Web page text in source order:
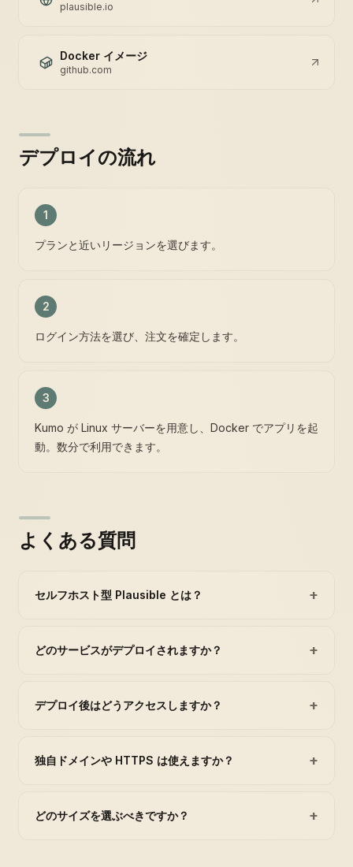
plausible.io
Docker イメージ
github.com
デプロイの流れ
1
プランと近いリージョンを選びます。
2
ログイン方法を選び、注文を確定します。
3
Kumo が Linux サーバーを用意し、Docker でアプリを起
動。数分で利用できます。
よくある質問
セルフホスト型 Plausible とは？ +
どのサービスがデプロイされますか？ +
デプロイ後はどうアクセスしますか？ +
独自ドメインや HTTPS は使えますか？ +
どのサイズを選ぶべきですか？ +